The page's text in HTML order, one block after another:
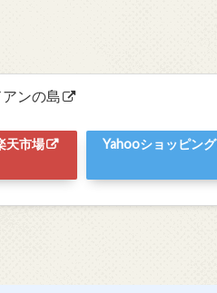
ンの島
天市場 Yahooショッピング